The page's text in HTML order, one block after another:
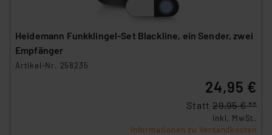
Heidemann Funkklingel-Set Blackline, ein Sender, zwei
Empfänger
Artikel-Nr. 258235
24,95 €
Statt 29,95 € **
inkl. MwSt.
Informationen zu Versandkosten